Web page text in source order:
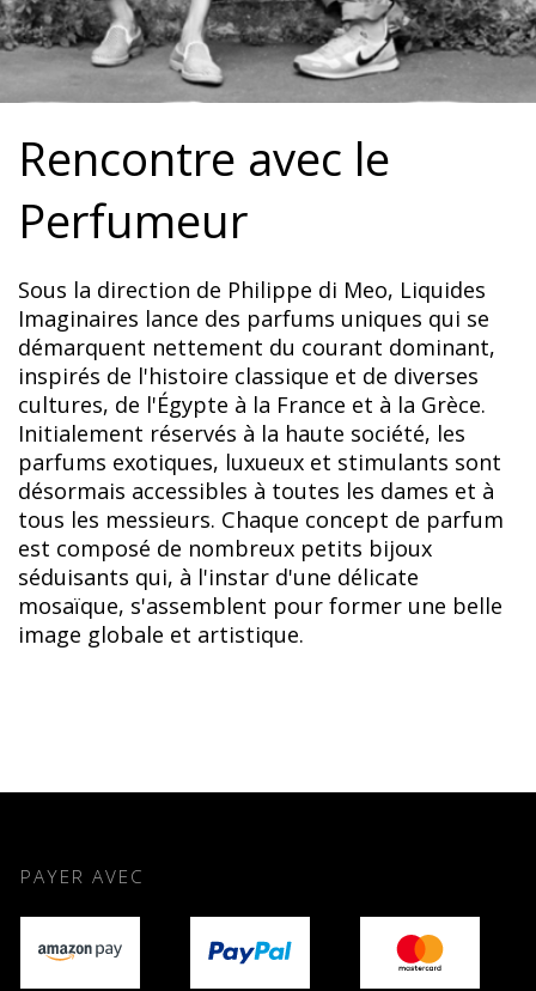
Rencontre avec le
Perfumeur
Sous la direction de Philippe di Meo, Liquides
Imaginaires lance des parfums uniques qui se
démarquent nettement du courant dominant,
inspirés de l'histoire classique et de diverses
cultures, de l'Égypte à la France et à la Grèce.
Initialement réservés à la haute société, les
parfums exotiques, luxueux et stimulants sont
désormais accessibles à toutes les dames et à
tous les messieurs. Chaque concept de parfum
est composé de nombreux petits bijoux
séduisants qui, à l'instar d'une délicate
mosaïque, s'assemblent pour former une belle
image globale et artistique.
PAYER AVEC